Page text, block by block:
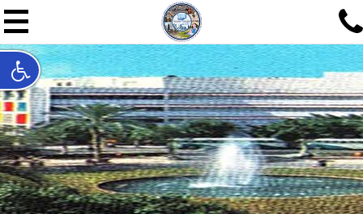
תל אביב שלי
תיור ישראלי בעריכת אילן
האתר המרכזי להיסטוריה של תל אביב ותולדות ארץ ישראל -
חייגו עכשיו:052-7747748
שלחו פנייה:ilan@mytelaviv.co.il